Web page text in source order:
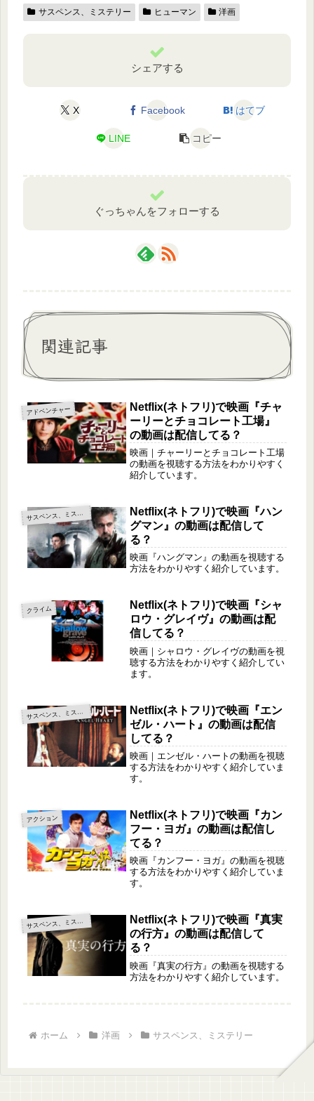
サスペンス、ミステリー ヒューマン 洋画
シェアする
X Facebook はてブ
LINE コピー
ぐっちゃんをフォローする
関連記事
アドベンチャー
Netflix(ネトフリ)で映画『チャ
ーリーとチョコレート工場』
の動画は配信してる？
映画｜チャーリーとチョコレート工場
の動画を視聴する方法をわかりやすく
紹介しています。
サ
スペンス、ミステリー
Netflix(ネトフリ)で映画『ハン
グマン』の動画は配信して
る？
映画『ハングマン』の動画を視聴する
方法をわかりやすく紹介しています。
クライム
Netflix(ネトフリ)で映画『シャ
ロウ・グレイヴ』の動画は配
信してる？
映画｜シャロウ・グレイヴの動画を視
聴する方法をわかりやすく紹介してい
ます。
サ
スペンス、ミステリー
Netflix(ネトフリ)で映画『エン
ゼル・ハート』の動画は配信
してる？
映画｜エンゼル・ハートの動画を視聴
する方法をわかりやすく紹介していま
す。
アクション
Netflix(ネトフリ)で映画『カン
フー・ヨガ』の動画は配信し
てる？
映画『カンフー・ヨガ』の動画を視聴
する方法をわかりやすく紹介していま
す。
サ
スペンス、ミステリー
Netflix(ネトフリ)で映画『真実
の行方』の動画は配信して
る？
映画『真実の行方』の動画を視聴する
方法をわかりやすく紹介しています。
ホーム 洋画 サスペンス、ミステリー